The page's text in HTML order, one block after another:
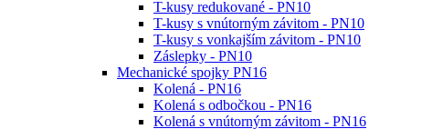
T-kusy redukované - PN10
T-kusy s vnútorným závitom - PN10
T-kusy s vonkajším závitom - PN10
Záslepky - PN10
Mechanické spojky PN16
Kolená - PN16
Kolená s odbočkou - PN16
Kolená s vnútorným závitom - PN16